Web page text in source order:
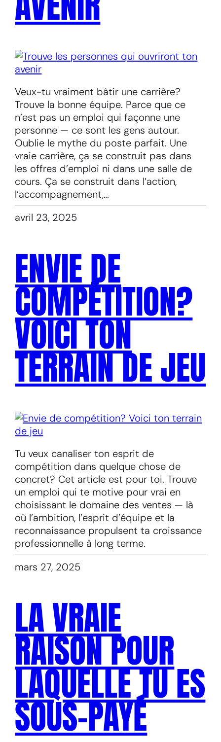
Veux-tu vraiment bâtir une carrière?
Trouve la bonne équipe. Parce que ce
n’est pas un emploi qui façonne une
personne — ce sont les gens autour.
Oublie le mythe du poste parfait. Une
vraie carrière, ça se construit pas dans
les offres d’emploi ni dans une salle de
cours. Ça se construit dans l’action,
l’accompagnement,…
avril 23, 2025
ENVIE DE
COMPÉTITION?
VOICI TON
TERRAIN DE JEU
Tu veux canaliser ton esprit de
compétition dans quelque chose de
concret? Cet article est pour toi. Trouve
un emploi qui te motive pour vrai en
choisissant le domaine des ventes — là
où l’ambition, l’esprit d’équipe et la
reconnaissance propulsent ta croissance
professionnelle à long terme.
mars 27, 2025
LA VRAIE
RAISON POUR
LAQUELLE TU ES
SOUS-PAYÉ